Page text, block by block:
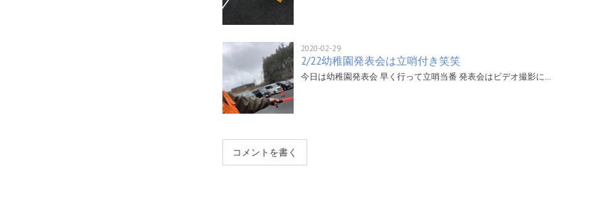
2020-02-29
2/22幼稚園発表会は立哨付き笑笑
今日は幼稚園発表会 早く行って立哨当番 発表会はビデオ撮影に…
コメントを書く